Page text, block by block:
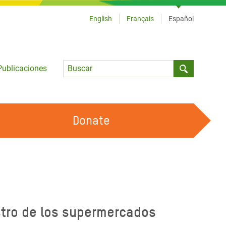
Language
English Français Español
Donate
de los supermercados